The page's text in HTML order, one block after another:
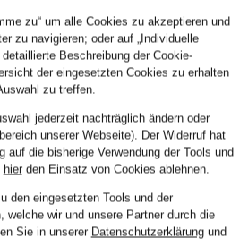
zu“ um alle Cookies zu akzeptieren und
zu navigieren; oder auf „Individuelle
Beschreibung der Cookie-
der eingesetzten Cookies zu erhalten
zu treffen.
jederzeit nachträglich ändern oder
unserer Webseite). Der Widerruf hat
auf die bisherige Verwendung der Tools und
hierden Einsatz von Cookies ablehnen.
den eingesetzten Tools und der
welche wir und unsere Partner durch die
Sie in unserer Datenschutzerklärungund